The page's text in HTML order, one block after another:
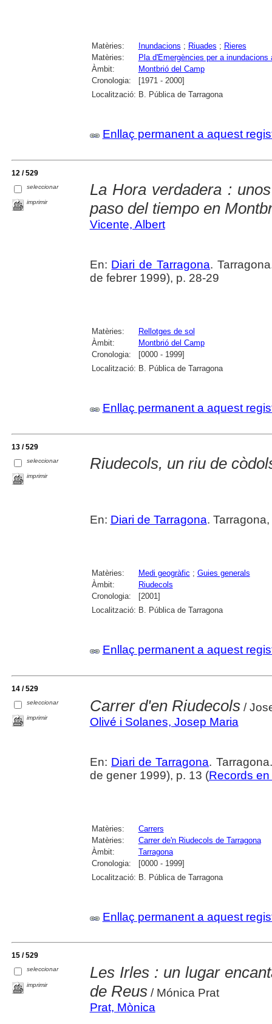
Matèries: Inundacions ; Riuades ; Rieres
Matèries:
Pla d'Emergències per a inundacions
Àmbit:
Montbrió del Camp
Cronologia:
[1971 - 2000]
Localització: B. Pública de Tarragona
Enllaç permanent a aquest
12 / 529
seleccionar
imprimir
La Hora verdadera :
paso del tiempo en
Vicente, Albert
En: Diari de Tarragona.
de febrer 1999), p. 28-29
Matèries:
Rellotges de sol
Àmbit:
Montbrió del Camp
Cronologia:
[0000 - 1999]
Localització: B. Pública de Tarragona
Enllaç permanent a aquest
13 / 529
seleccionar
imprimir
Riudecols, un riu de
En: Diari de Tarragona.
Matèries: Medi geogràfic ; Guies generals
Àmbit:
Riudecols
Cronologia:
[2001]
Localització: B. Pública de Tarragona
Enllaç permanent a aquest
14 / 529
seleccionar
imprimir
Carrer d'en Riudecols/
Olivé i Solanes, Josep Maria
En: Diari de Tarragona.
de gener 1999), p. 13 (Records
Matèries:
Carrers
Matèries:
Carrer de'n Riudecols de Tarragona
Àmbit:
Tarragona
Cronologia:
[0000 - 1999]
Localització: B. Pública de Tarragona
Enllaç permanent a aquest
15 / 529
seleccionar
imprimir
Les Irles : un lugar
de Reus/ Mónica Prat
Prat, Mònica